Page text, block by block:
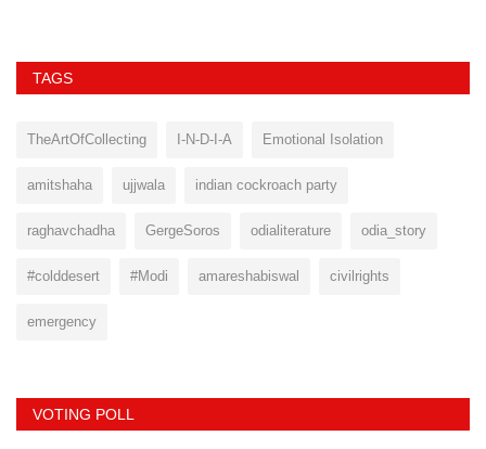
TAGS
TheArtOfCollecting I-N-D-I-A Emotional Isolation
amitshaha ujjwala indian cockroach party
raghavchadha GergeSoros odialiterature odia_story
#colddesert #Modi amareshabiswal civilrights
emergency
VOTING POLL